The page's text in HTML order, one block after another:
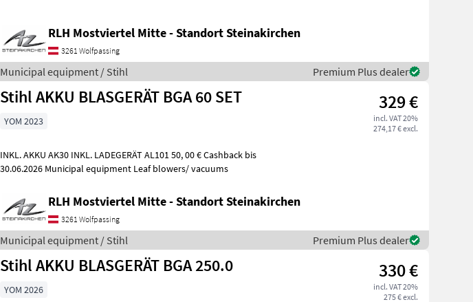
RLH Mostviertel Mitte - Standort Steinakirchen
3261 Wolfpassing
Municipal equipment / Stihl Premium Plus dealer
Stihl AKKU BLASGERÄT BGA 60 SET 329 €
incl. VAT 20%
274,17 € excl.
YOM 2023
INKL. AKKU AK30 INKL. LADEGERÄT AL101 50, 00 € Cashback bis
30.06.2026 Municipal equipment Leaf blowers/ vacuums
RLH Mostviertel Mitte - Standort Steinakirchen
3261 Wolfpassing
Municipal equipment / Stihl Premium Plus dealer
Stihl AKKU BLASGERÄT BGA 250.0 330 €
incl. VAT 20%
275 € excl.
YOM 2026